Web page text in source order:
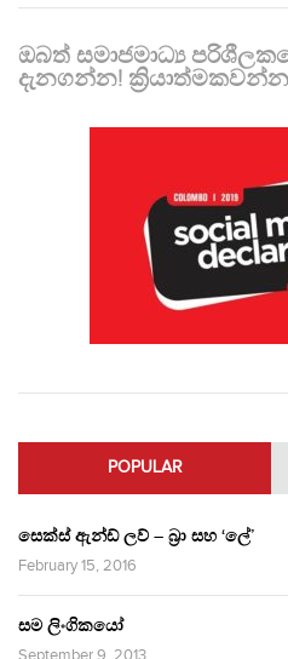
ඔබත් සමාජමාධ්‍ය
දැනගන්න!
POPULAR
සෙක්ස් ඇන්ඩ් ලව් – බ්‍රා සහ ‘ලේ’
February 15, 2016
සම ලිංගිකයෝ